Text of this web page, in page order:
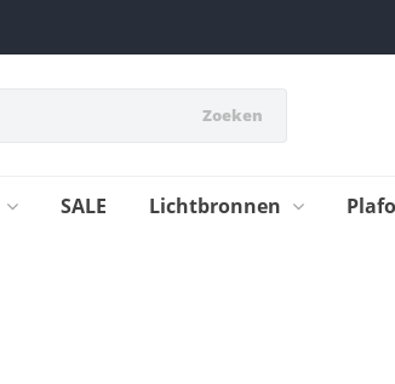
Zoeken
SALE Lichtbronnen